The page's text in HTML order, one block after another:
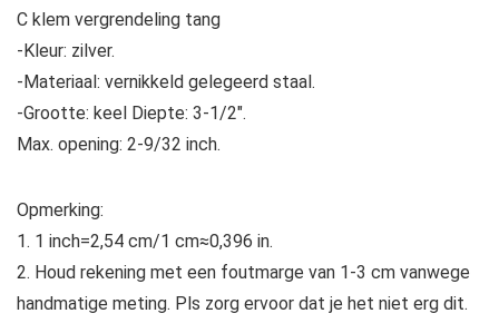
C klem vergrendeling tang
-Kleur: zilver.
-Materiaal: vernikkeld gelegeerd staal.
-Grootte: keel Diepte: 3-1/2″.
Max. opening: 2-9/32 inch.
Opmerking:
1. 1 inch=2,54 cm/1 cm≈0,396 in.
2. Houd rekening met een foutmarge van 1-3 cm vanwege
handmatige meting. Pls zorg ervoor dat je het niet erg dit.